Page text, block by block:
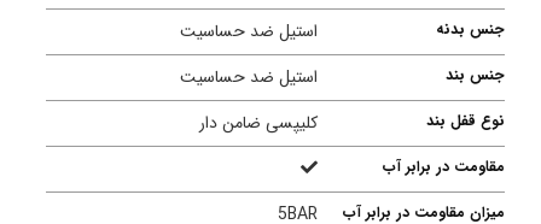
جنس بدنه استیل ضد حساسیت
جنس بند استیل ضد حساسیت
نوع قفل بند کلیپسی ضامن دار
مقاومت در برابر آب
میزان مقاومت در برابر آب
5BAR